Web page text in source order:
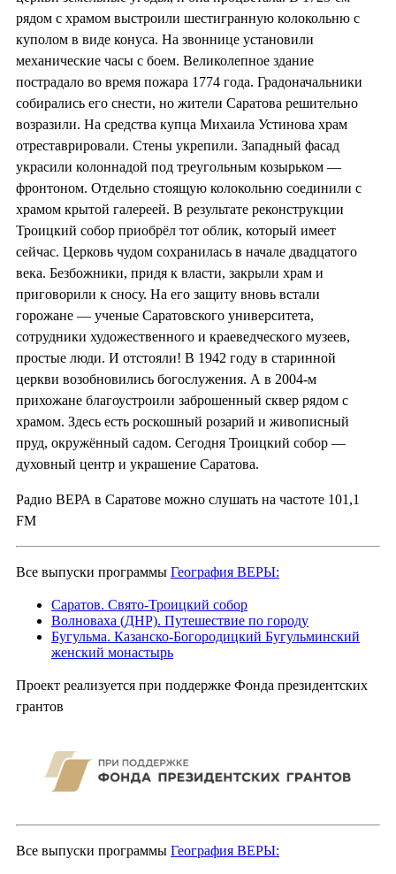
рядом с храмом выстроили шестигранную колокольню с
куполом в виде конуса. На звоннице установили
механические часы с боем. Великолепное здание
пострадало во время пожара 1774 года. Градоначальники
собирались его снести, но жители Саратова решительно
возразили. На средства купца Михаила Устинова храм
отреставрировали. Стены укрепили. Западный фасад
украсили колоннадой под треугольным козырьком —
фронтоном. Отдельно стоящую колокольню соединили с
храмом крытой галереей. В результате реконструкции
Троицкий собор приобрёл тот облик, который имеет
сейчас. Церковь чудом сохранилась в начале двадцатого
века. Безбожники, придя к власти, закрыли храм и
приговорили к сносу. На его защиту вновь встали
горожане — ученые Саратовского университета,
сотрудники художественного и краеведческого музеев,
простые люди. И отстояли! В 1942 году в старинной
церкви возобновились богослужения. А в 2004-м
прихожане благоустроили заброшенный сквер рядом с
храмом. Здесь есть роскошный розарий и живописный
пруд, окружённый садом. Сегодня Троицкий собор —
духовный центр и украшение Саратова.
Радио ВЕРА в Саратове можно слушать на частоте 101,1
FM
Все выпуски программы География ВЕРЫ:
Саратов. Свято-Троицкий собор
Волноваха (ДНР). Путешествие по городу
Бугульма. Казанско-Богородицкий Бугульминский
женский монастырь
Проект реализуется при поддержке Фонда президентских
грантов
Все выпуски программы География ВЕРЫ: